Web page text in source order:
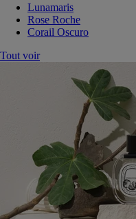
Lunamaris
Rose Roche
Corail Oscuro
Tout voir